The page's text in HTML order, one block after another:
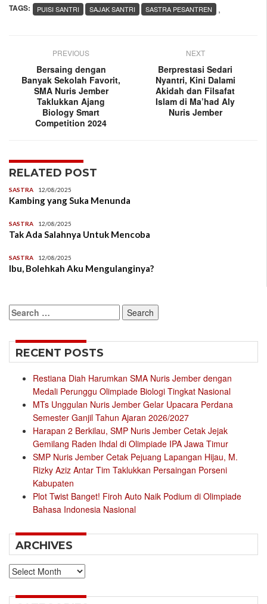
TAGS: ,
PUISI SANTRI SAJAK SANTRI SASTRA PESANTREN
PREVIOUS
Bersaing dengan
Banyak Sekolah Favorit,
SMA Nuris Jember
Taklukkan Ajang
Biology Smart
Competition 2024
NEXT
Berprestasi Sedari
Nyantri, Kini Dalami
Akidah dan Filsafat
Islam di Ma’had Aly
Nuris Jember
RELATED POST
SASTRA 12/08/2025
Kambing yang Suka Menunda
SASTRA 12/08/2025
Tak Ada Salahnya Untuk Mencoba
SASTRA 12/08/2025
Ibu, Bolehkah Aku Mengulanginya?
Search
for:
RECENT POSTS
Restiana Diah Harumkan SMA Nuris Jember dengan
Medali Perunggu Olimpiade Biologi Tingkat Nasional
MTs Unggulan Nuris Jember Gelar Upacara Perdana
Semester Ganjil Tahun Ajaran 2026/2027
Harapan 2 Berkilau, SMP Nuris Jember Cetak Jejak
Gemilang Raden Ihdal di Olimpiade IPA Jawa Timur
SMP Nuris Jember Cetak Pejuang Lapangan Hijau, M.
Rizky Aziz Antar Tim Taklukkan Persaingan Porseni
Kabupaten
Plot Twist Banget! Firoh Auto Naik Podium di Olimpiade
Bahasa Indonesia Nasional
ARCHIVES
Archives